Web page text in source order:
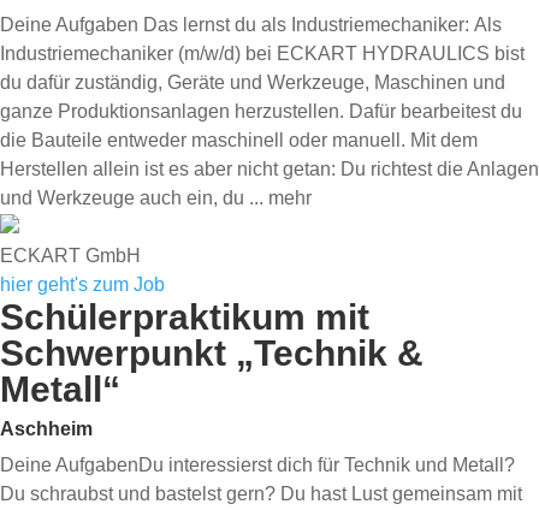
Deine Aufgaben Das lernst du als Industriemechaniker: Als
Industriemechaniker (m/w/d) bei ECKART HYDRAULICS bist
du dafür zuständig, Geräte und Werkzeuge, Maschinen und
ganze Produktionsanlagen herzustellen. Dafür bearbeitest du
die Bauteile entweder maschinell oder manuell. Mit dem
Herstellen allein ist es aber nicht getan: Du richtest die Anlagen
und Werkzeuge auch ein, du ... mehr
ECKART GmbH
hier geht's zum Job
Schülerpraktikum mit
Schwerpunkt „Technik &
Metall“
Aschheim
Deine AufgabenDu interessierst dich für Technik und Metall?
Du schraubst und bastelst gern? Du hast Lust gemeinsam mit